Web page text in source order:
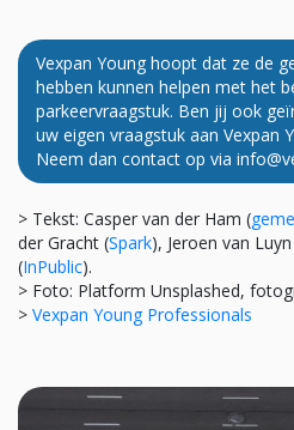
Vexpan Young hoopt dat ze de
hebben kunnen helpen met het
parkeervraagstuk. Ben jij ook
uw eigen vraagstuk aan Vexpan
Neem dan contact op via
> Tekst: Casper van der Ham (
der Gracht (Spark), Jeroen van
(InPublic).
> Foto: Platform Unsplashed,
> Vexpan Young Professionals